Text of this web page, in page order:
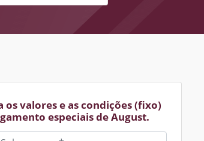
os valores e as condições (fixo)
especiais de August.